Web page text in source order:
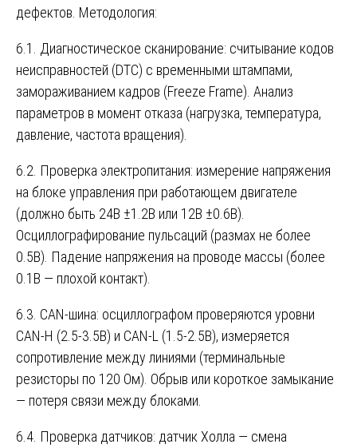
дефектов. Методология:
6.1. Диагностическое сканирование: считывание кодов
неисправностей (DTC) с временными штампами,
замораживанием кадров (Freeze Frame). Анализ
параметров в момент отказа (нагрузка, температура,
давление, частота вращения).
6.2. Проверка электропитания: измерение напряжения
на блоке управления при работающем двигателе
(должно быть 24В ±1.2В или 12В ±0.6В).
Осциллографирование пульсаций (размах не более
0.5В). Падение напряжения на проводе массы (более
0.1В — плохой контакт).
6.3. CAN-шина: осциллографом проверяются уровни
CAN-H (2.5-3.5В) и CAN-L (1.5-2.5В), измеряется
сопротивление между линиями (терминальные
резисторы по 120 Ом). Обрыв или короткое замыкание
— потеря связи между блоками.
6.4. Проверка датчиков: датчик Холла — смена